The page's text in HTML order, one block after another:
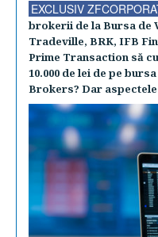
EXCLUSIV
brokerii de la Bursa de
Tradeville, BRK, IFB
Prime Transaction să
10.000 de lei de pe
Brokers? Dar